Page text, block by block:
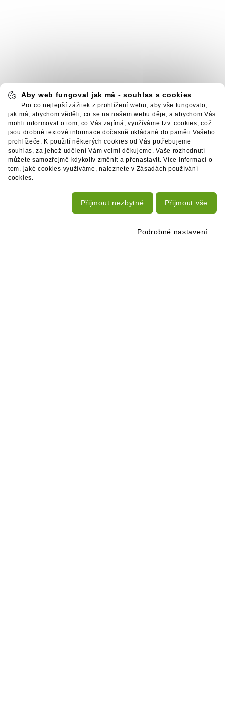
Aby web fungoval jak má - souhlas s cookies
Pro co nejlepší zážitek z prohlížení webu, aby vše fungovalo,
jak má, abychom věděli, co se na našem webu děje, a abychom Vás
mohli informovat o tom, co Vás zajímá, využíváme tzv. cookies, což
jsou drobné textové informace dočasně ukládané do paměti Vašeho
prohlížeče. K použití některých cookies od Vás potřebujeme
souhlas, za jehož udělení Vám velmi děkujeme. Vaše rozhodnutí
můžete samozřejmě kdykoliv změnit a přenastavit. Více informací o
tom, jaké cookies využíváme, naleznete v Zásadách používání
cookies.
Přijmout vše
Přijmout nezbytné
Podrobné nastavení